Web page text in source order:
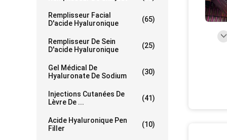
Remplisseur Facial
D'acide Hyaluronique
(65)
Remplisseur De Sein
D'acide Hyaluronique
(25)
Gel Médical De
Hyaluronate De Sodium
(30)
Injections Cutanées De
Lèvre De ...
(41)
Acide Hyaluronique Pen
Filler
(10)